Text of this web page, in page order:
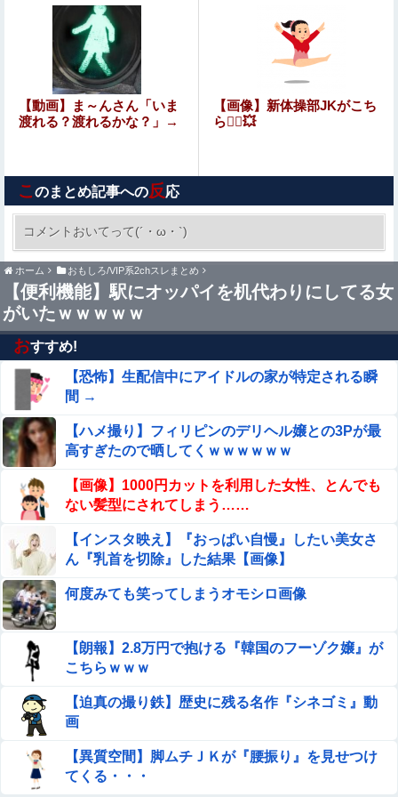
社会人の初ボーナスくらいしかない」と笑われる
【衝撃】元K-1王者・久保優太さん（38）が10代女性と再
婚「色々言われそうですが…」・・・・・・・・・他
【動画】ロシア軍のドローンをネット発射装置で撃墜する
ウクライナ。
私のお金で学校に通う夫が、最近知りあった女と恋愛した
いと離婚要求。ロミジュリな2人にキレて彼女実家で泣き
崩れてやった。すると…彼女「訴えるなんてムナシくない
女優・森日菜美、雑誌グラビアの水着ショッ
ト！！久々の姿にファン悶絶ｗｗ
Hカップの風俗嬢をオプションで動画撮影したらこうなる
www
【エ●漫画】一番シコれる属性『姉の友達』に決定するｗ
ｗｗ
弘中れおな × 本多まい 夫婦交換…温泉宿で起こった信じ
られないエ●チな出来事。
【画像】 女子バレー選手、ケツがデカすぎ警報ｗｗｗ
【動画】力士さん、ボクサーをボコってしまう
【ウマ娘】世間じゃなんか小さくてかわいい奴が流行って
るらしいな？
ワイ「子供2人目欲しいんやが、、、」ヨッメ「金は？育
児は？私の仕事は？キャリアは？」
【悲報】 夏のピーク、もう終わってたｗｗｗｗｗ
【二次エ□】 転スラH画像まとめ
ウトのセクハラを夫に泣いて訴えても「いいじゃないかそ
【動画】ま～んさん「いま
渡れる？渡れるかな？」→
【画像】新体操部JKがこち
ら🤸‍♀💥
こ のまとめ記事への反応
コメントおいてって(´・ω・`)
ホーム おもしろ/VIP系2chスレまとめ
【便利機能】駅にオッパイを机代わりにしてる女
がいたｗｗｗｗｗ
おすすめ!
【恐怖】生配信中にアイドルの家が特定される瞬
間 →
【ハメ撮り】フィリピンのデリヘル嬢との3Pが最
高すぎたので晒してくｗｗｗｗｗｗ
【画像】1000円カットを利用した女性、とんでも
ない髪型にされてしまう……
【インスタ映え】『おっぱい自慢』したい美女さ
ん『乳首を切除』した結果【画像】
何度みても笑ってしまうオモシロ画像
【朗報】2.8万円で抱ける『韓国のフーゾク嬢』が
こちらｗｗｗ
【迫真の撮り鉄】歴史に残る名作『シネゴミ』動
画
【異質空間】脚ムチＪＫが『腰振り』を見せつけ
てくる・・・